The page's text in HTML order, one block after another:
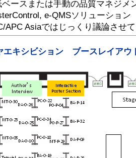
ベースまたは手動の品質マネジメ
e-QMSソリューション
APC Asiaではじっくり議論させ
エキシビション ブースレイアウ